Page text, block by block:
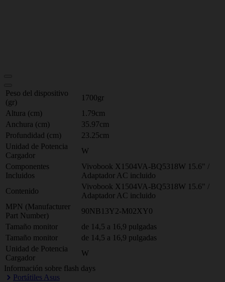
Peso del dispositivo
(gr)
1700gr
Altura (cm)
1.79cm
Anchura (cm)
35.97cm
Profundidad (cm)
23.25cm
Unidad de Potencia
Cargador
W
Componentes
Incluidos
Vivobook X1504VA-BQ5318W 15.6" /
Adaptador AC incluido
Contenido
Vivobook X1504VA-BQ5318W 15.6" /
Adaptador AC incluido
MPN (Manufacturer
Part Number)
90NB13Y2-M02XY0
Tamaño monitor
de 14,5 a 16,9 pulgadas
Tamaño monitor
de 14,5 a 16,9 pulgadas
Unidad de Potencia
Cargador
W
Información sobre flash days
Portátiles Asus